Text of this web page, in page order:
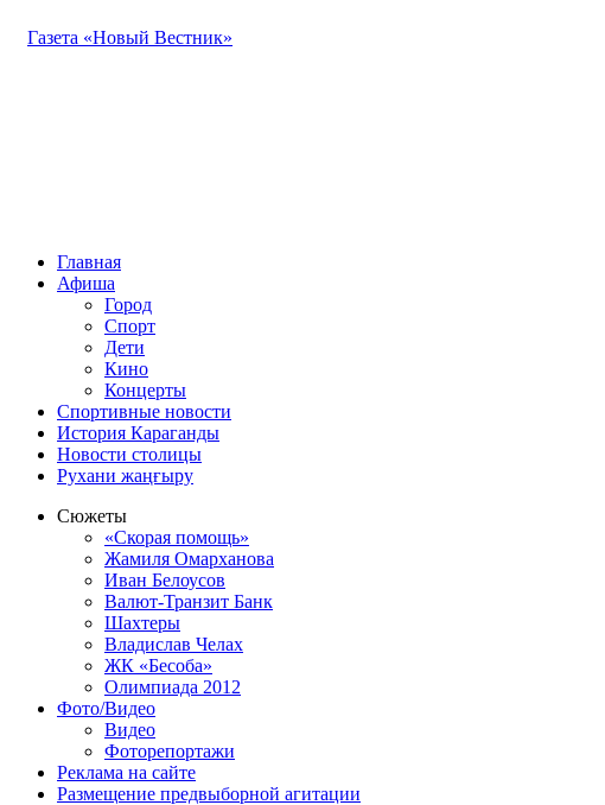
Газета «Новый Вестник»
Главная
Афиша
Город
Спорт
Дети
Кино
Концерты
Спортивные новости
История Караганды
Новости столицы
Рухани жаңғыру
Сюжеты
«Скорая помощь»
Жамиля Омарханова
Иван Белоусов
Валют-Транзит Банк
Шахтеры
Владислав Челах
ЖК «Бесоба»
Олимпиада 2012
Фото/Видео
Видео
Фоторепортажи
Реклама на сайте
Размещение предвыборной агитации